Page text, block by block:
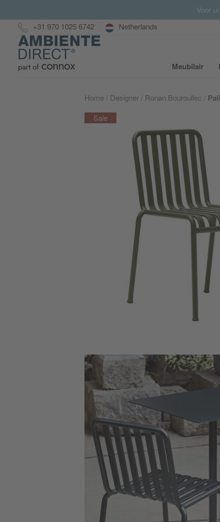
Voor
Hotline:
+31 970 1025 6742 Netherlands
Home
Meubilair
Home Designer Ronan Bouroullec